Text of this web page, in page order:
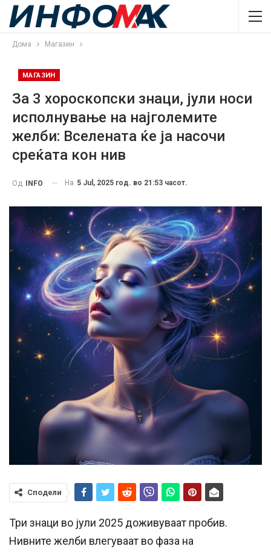
Дома Магазин
МАГАЗИН
За 3 хороскопски знаци, јули носи
исполнување на најголемите
желби: Вселената ќе ја насочи
среќата кон нив
Од INFO На 5 Jul, 2025 год. во 21:53 часот.
Сподели
Три знаци во јули 2025 доживуваат пробив.
Нивните желби влегуваат во фаза на